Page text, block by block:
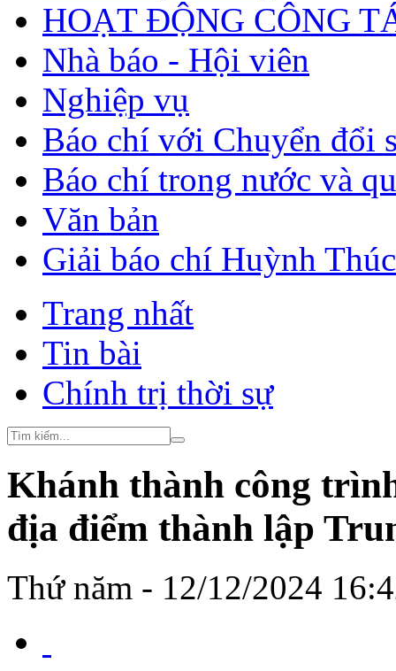
HOẠT ĐỘNG CÔNG
Nhà báo - Hội viên
Nghiệp vụ
Báo chí với Chuyển đổi
Báo chí trong nước và
Văn bản
Giải báo chí Huỳnh
Trang nhất
Tin bài
Chính trị thời sự
Khánh thành công
địa điểm thành lập
Thứ năm - 12/12/2024